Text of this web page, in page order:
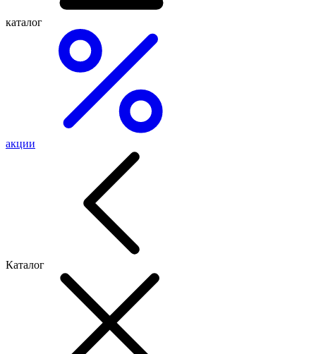
каталог
акции
Каталог